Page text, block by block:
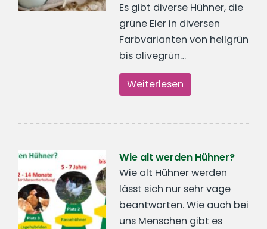
Es gibt diverse Hühner, die
grüne Eier in diversen
Farbvarianten von hellgrün
bis olivegrün…
Weiterlesen
Wie alt werden Hühner?
Wie alt Hühner werden
lässt sich nur sehr vage
beantworten. Wie auch bei
uns Menschen gibt es